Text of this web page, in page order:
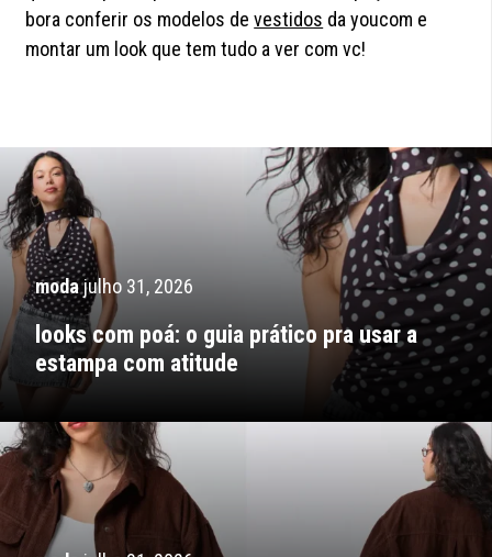
bora conferir os modelos devestidos da youcom e
montar um look que tem tudo a ver com vc!
modajulho 31, 2026
looks com poá: o guia prático pra usar a
estampa com atitude